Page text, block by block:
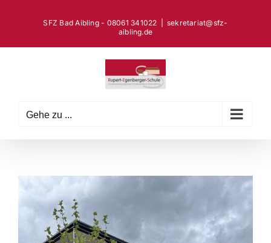
SFZ Bad Aibling - 08061 341022
sekretariat@sfz-
aibling.de
Gehe zu ...